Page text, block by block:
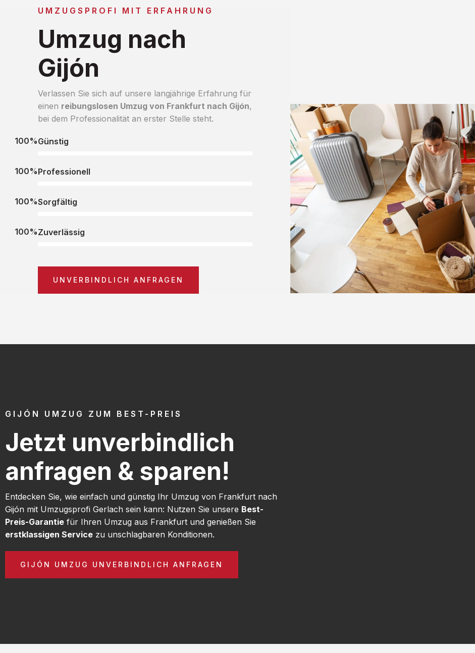
UMZUGSPROFI MIT ERFAHRUNG
Umzug nach
Gijón
Verlassen Sie sich auf unsere langjährige Erfahrung für
einen reibungslosen Umzug von Frankfurt nach Gijón,
bei dem Professionalität an erster Stelle steht.
Günstig
100%
Professionell
100%
Sorgfältig
100%
Zuverlässig
100%
UNVERBINDLICH ANFRAGEN
GIJÓN UMZUG ZUM BEST-PREIS
Jetzt unverbindlich
anfragen & sparen!
Entdecken Sie, wie einfach und günstig Ihr Umzug von Frankfurt nach
Gijón mit Umzugsprofi Gerlach sein kann: Nutzen Sie unsere Best-
Preis-Garantie für Ihren Umzug aus Frankfurt und genießen Sie
erstklassigen Service zu unschlagbaren Konditionen.
GIJÓN UMZUG UNVERBINDLICH ANFRAGEN